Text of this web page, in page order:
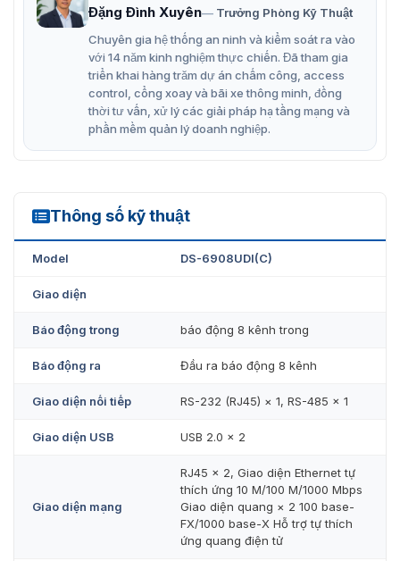
mã hóa luồng phụ và luồng chính; định dạng mã hóa
mặc định là H.264.
Hỗ trợ camera mạng, NVR và các nguồn mạng khác
giải mã bo mạch đầu ra, giải mã luồng phụ và luồng
chính bao gồm H.264, H.265, Smart264, Smart265,
MJPEG, HIK264 và các
đồng thời 64 kênh 2MP hoặc 128 kênh 720p trên
tường.
Hỗ trợ giải mã luồng có nhiều độ phân giải không
quá 32 MP.
L2, AAC, MP3, PCM.
Hỗ trợ chế độ xoay của camera trước giải mã và đầu
ra giải mã lên tới 2560 × 1440.
động.
Hỗ trợ luồng mã hóa, luồng đa kênh và giải mã luồng
Hỗ trợ chỉnh sửa và chuyển đổi luồng, tự động
chuyển sang luồng phụ khi số lượng cửa sổ chia đạt
Đặng Đình Xuyên
Trưởng Phòng Kỹ Thuật
Chuyên gia hệ thống an ninh và kiểm soát ra vào
với 14 năm kinh nghiệm thực chiến. Đã tham gia
triển khai hàng trăm dự án chấm công, access
control, cổng xoay và bãi xe thông minh, đồng
thời tư vấn, xử lý các giải pháp hạ tầng mạng và
phần mềm quản lý doanh nghiệp.
Thông số kỹ thuật
DS-6908UDI(C)
Model DS-6908UDI(C)
Giao diện
Báo động trong báo động 8 kênh trong
Báo động ra Đầu ra báo động 8 kênh
Giao diện nối tiếp RS-232 (RJ45) × 1, RS-485 × 1
Giao diện USB USB 2.0 × 2
Giao diện mạng
RJ45 × 2, Giao diện Ethernet tự
thích ứng 10 M/100 M/1000 Mbps
Giao diện quang × 2 100 base-
FX/1000 base-X Hỗ trợ tự thích
ứng quang điện tử